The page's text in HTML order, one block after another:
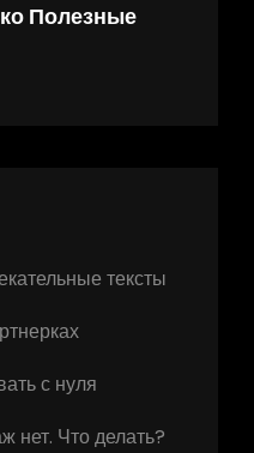
Полезные
тексты
с нуля
нет. Что делать?